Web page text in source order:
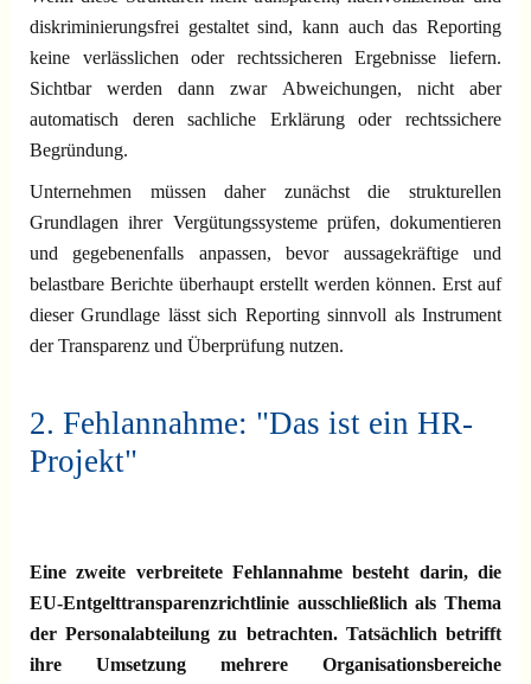
diskriminierungsfrei gestaltet sind, kann auch das Reporting
keine verlässlichen oder rechtssicheren Ergebnisse liefern.
Sichtbar werden dann zwar Abweichungen, nicht aber
automatisch deren sachliche Erklärung oder rechtssichere
Begründung.
Unternehmen müssen daher zunächst die strukturellen
Grundlagen ihrer Vergütungssysteme prüfen, dokumentieren
und gegebenenfalls anpassen, bevor aussagekräftige und
belastbare Berichte überhaupt erstellt werden können. Erst auf
dieser Grundlage lässt sich Reporting sinnvoll als Instrument
der Transparenz und Überprüfung nutzen.
2. Fehlannahme: "Das ist ein HR-
Projekt"
Eine zweite verbreitete Fehlannahme besteht darin, die
EU-Entgelttransparenzrichtlinie ausschließlich als Thema
der Personalabteilung zu betrachten. Tatsächlich betrifft
ihre Umsetzung mehrere Organisationsbereiche